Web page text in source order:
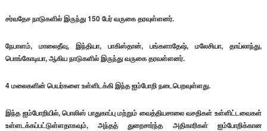
சர்வதேச நாடுகளில் இருந்து 150 பேர் வருகை தரவுள்ளனர்.
நேபாளம், மாலைதீவு, இந்தியா, பாகிஸ்தான், பங்களாதேஷ், மலேசியா, தாய்லாந்து,
பொங்கோடியா, ஆகிய நாடுகளில் இருந்து வருகை தரவள்ளனர்.
4 மலைகளின் பெயர்களை உள்ளிடக்கி இந்த ஐம்போறி நடைபெறவுள்ளது.
இந்த ஐம்போறியில், பொலிஸ் பாதுகாப்பு மற்றும் வைத்தியசாலை வசதிகள் உள்ளிட்டவைகள்
உள்ளடக்கப்பட்டுள்ளதாகவும், அந்தத் துறைசார்ந்த அதிகாரிகள் ஐம்போறிக்கான